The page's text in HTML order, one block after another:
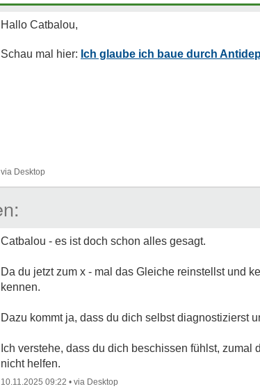
Ich glaube ich baue durch
Catbalou - es ist doch schon alles gesagt.
Da du jetzt zum x - mal das Gleiche reinstellst und
kennen.
Dazu kommt ja, dass du dich selbst diagnostizierst
Ich verstehe, dass du dich beschissen fühlst,
nicht helfen.
10.11.2025 09:22 •